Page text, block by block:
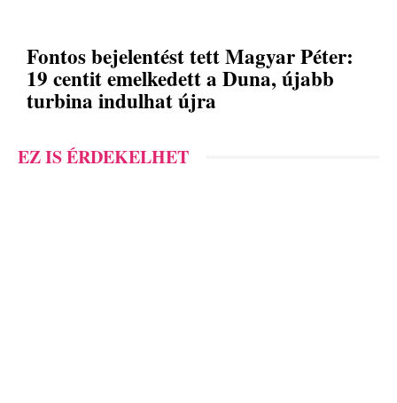
Fontos bejelentést tett Magyar Péter:
19 centit emelkedett a Duna, újabb
turbina indulhat újra
EZ IS ÉRDEKELHET